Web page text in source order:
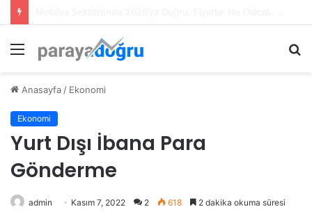
Menü
Anasayfa / Ekonomi
Ekonomi
Yurt Dışı İbana Para
Gönderme
admin Kasım 7, 2022 2 618 2 dakika okuma süresi